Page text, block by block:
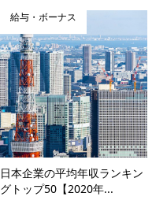
給与・ボーナス
日本企業の平均年収ランキン
グトップ50【2020年...